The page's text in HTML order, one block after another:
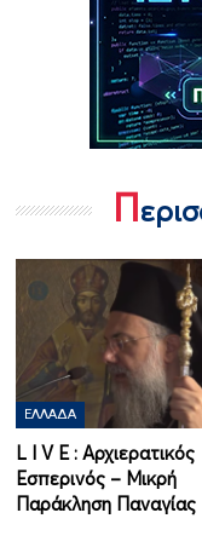
Π
ΕΛΛΆΔΑ
L I V Ε : Αρχιερατικός
Εσπερινός – Μικρή
Παράκληση Παναγίας